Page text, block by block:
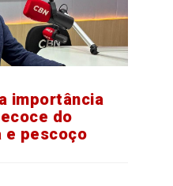
importância
do
e pescoço